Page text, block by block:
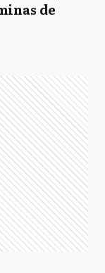
de